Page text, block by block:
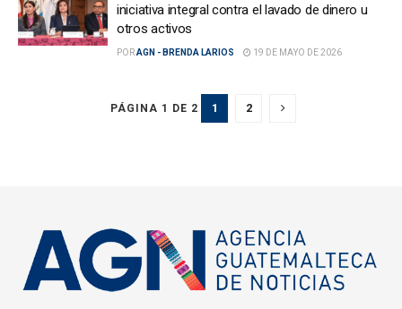
iniciativa integral contra el lavado de dinero u
otros activos
PORAGN - BRENDA LARIOS 19 DE MAYO DE 2026
PÁGINA 1 DE 2 1 2